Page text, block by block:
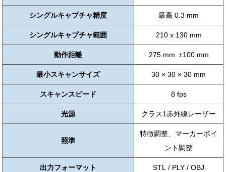
シングルキャプチャ精度 最高 0.3 mm
シングルキャプチャ範囲 210 x 130 mm
動作距離 275 mm ±100 mm
最小スキャンサイズ 30 × 30 × 30 mm
スキャンスピード 8 fps
光源 クラス1赤外線レーザー
照準
特徴調整、マーカーポイ
ント調整
出力フォーマット STL / PLY / OBJ